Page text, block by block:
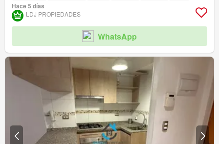
Hace 5 días
LDJ PROPIEDADES
WhatsApp